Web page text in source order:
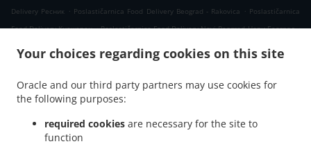
Your choices regarding cookies on this site
Oracle and our third party partners may use cookies for
the following purposes:
required cookies are necessary for the site to
function
Delivery Ресник . Poslastičarnica Food Delivery Beograd - Rakovica . Poslastičarnica
Food Delivery Кнежевац . Poslastičarnica Food Delivery Novi Beograd Нови Београд .
Poslastičarnica Food Delivery Beograd - Zvezdara .
Калуђерица
Poslastičarnica Food Delivery Бели Поток Село Раковица
Poslastičarnica Food Delivery Бели Поток
Poslastičarnica Food Delivery Прокупље
. Poslastičarnica Food Delivery Resnik